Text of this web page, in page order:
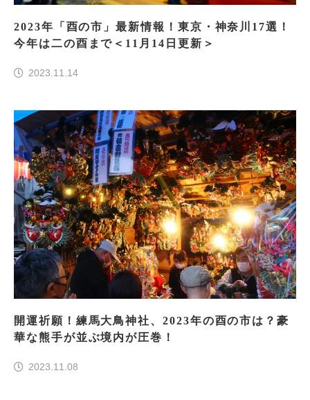
2023年「酉の市」最新情報！東京・神奈川17選！
今年は二の酉まで＜11月14日更新＞
2023.11.14
開運祈願！練馬大鳥神社、2023年の酉の市は？豪
華な熊手が並ぶ境内が圧巻！
2023.11.08